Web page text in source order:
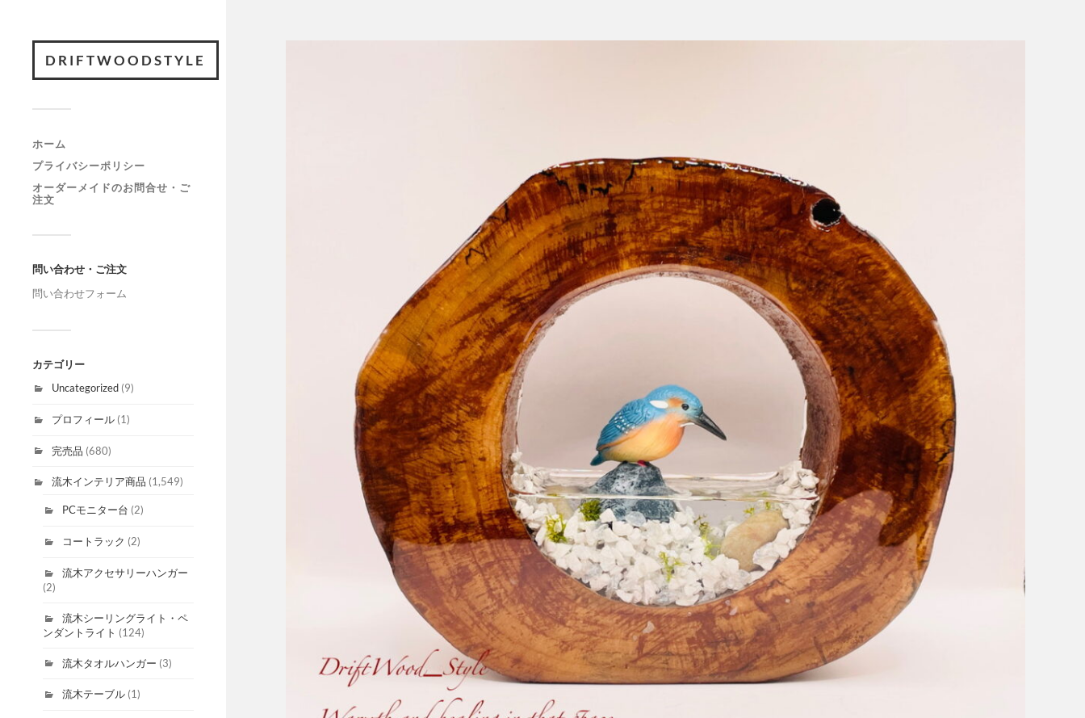
DRIFTWOODSTYLE
ホーム
プライバシーポリシー
オーダーメイドのお問合せ・ご
注文
問い合わせ・ご注文
問い合わせフォーム
カテゴリー
Uncategorized (9)
プロフィール (1)
完売品 (680)
流木インテリア商品 (1,549)
PCモニター台 (2)
コートラック (2)
流木アクセサリーハンガー
(2)
流木シーリングライト・ペ
ンダントライト (124)
流木タオルハンガー (3)
流木テーブル(1)